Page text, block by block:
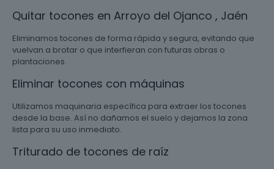
Quitar tocones en Arroyo del Ojanco , Jaén
Eliminamos tocones de forma rápida y segura, evitando que
vuelvan a brotar o que interfieran con futuras obras o
plantaciones.
Eliminar tocones con máquinas
Utilizamos maquinaria específica para extraer los tocones
desde la base. Así no dañamos el suelo y dejamos la zona
lista para su uso inmediato.
Triturado de tocones de raíz